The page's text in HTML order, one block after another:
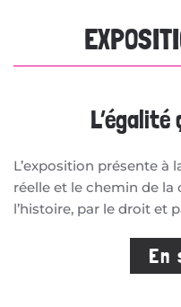
L’exposition présente à
réelle et le chemin de
l’histoire, par le droit et
En